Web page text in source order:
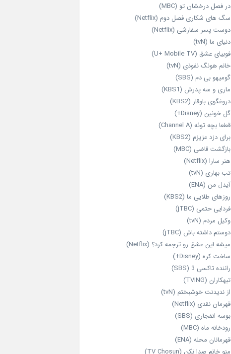
در فصل درخشان تو (MBC)
سگ های شکاری فصل دوم (Netflix)
دوست‌ پسر سفارشی (Netflix)
دنیای ما (tvN)
فوبیای عشق (U+ Mobile TV)
خانم هونگ نفوذی (tvN)
گومیهو بی دم (SBS)
ماری و سه پدرش (KBS1)
دروغگوی باوقار (KBS2)
گل خونین (Disney+)
قطعا بچه توئه (Channel A)
برای دزد عزیزم (KBS2)
بازگشت قاضی (MBC)
هنر سارا (Netflix)
تب بهاری (tvN)
آیدل من (ENA)
روزهای طلایی ما (KBS2)
فردایی حتمی (jTBC)
وکیل مردم (tvN)
دوستم داشته باش (jTBC)
میشه این عشق رو ترجمه کرد؟ (Netflix)
ساخت کره (Disney+)
راننده تاکسی 3 (SBS)
تبهکاران (TVING)
از ندیدنت خوشبختم (tvN)
قهرمان نقدی (Netflix)
بوسه انفجاری (SBS)
رودخانه ماه (MBC)
قهرمانان محله (ENA)
منو خانم صدا نکن (TV Chosun)